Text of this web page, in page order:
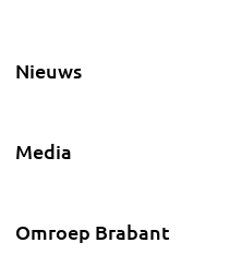
Nieuws
Media
Omroep Brabant